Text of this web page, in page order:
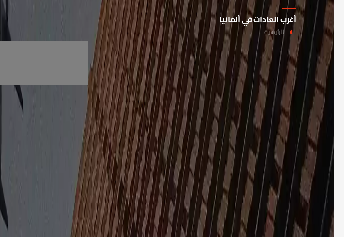
أغرب العادات في ألمانيا
الرئيسية